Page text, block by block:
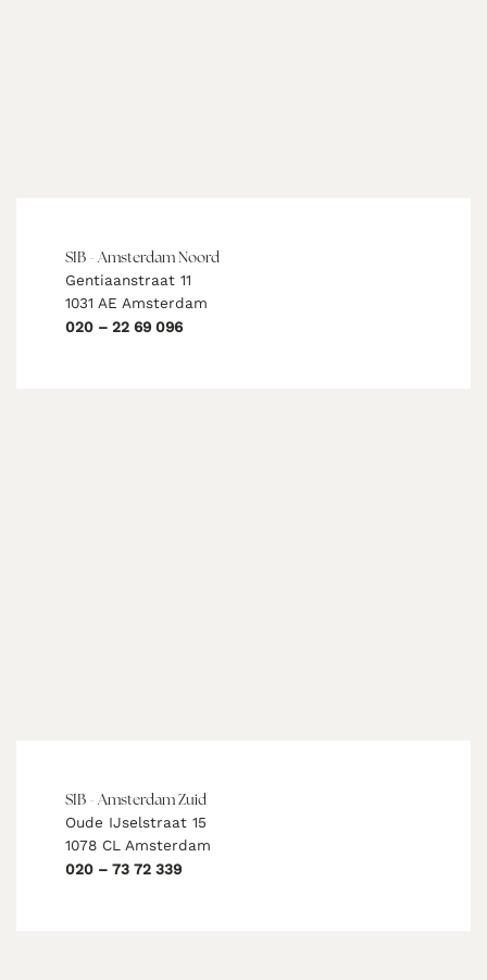
SIB - Amsterdam Noord
Gentiaanstraat 11
1031 AE Amsterdam
020 – 22 69 096
SIB - Amsterdam Zuid
Oude IJselstraat 15
1078 CL Amsterdam
020 – 73 72 339